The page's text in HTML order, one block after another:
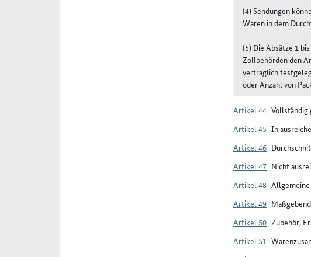
(4) Sendungen
Waren in dem
(5) Die Absätze 1
Zollbehörden den
vertraglich
oder Anzahl von
Artikel 44 Vollständig
Artikel 45 In
Artikel 46
Artikel 47 Nicht
Artikel 48
Artikel 49
Artikel 50 Zubehör,
Artikel 51